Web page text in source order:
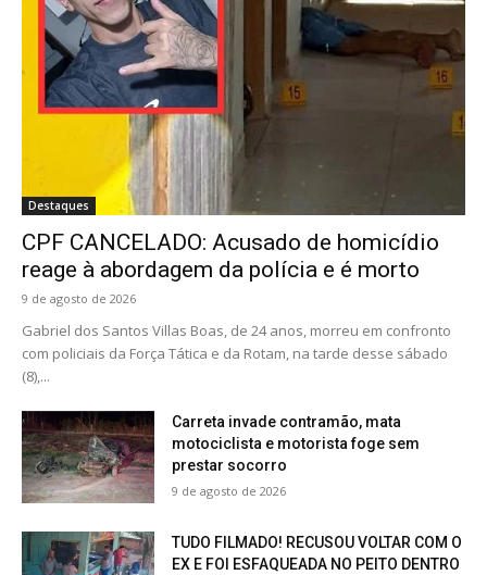
Destaques
CPF CANCELADO: Acusado de homicídio
reage à abordagem da polícia e é morto
9 de agosto de 2026
Gabriel dos Santos Villas Boas, de 24 anos, morreu em confronto
com policiais da Força Tática e da Rotam, na tarde desse sábado
(8),...
Carreta invade contramão, mata
motociclista e motorista foge sem
prestar socorro
9 de agosto de 2026
TUDO FILMADO! RECUSOU VOLTAR COM O
EX E FOI ESFAQUEADA NO PEITO DENTRO